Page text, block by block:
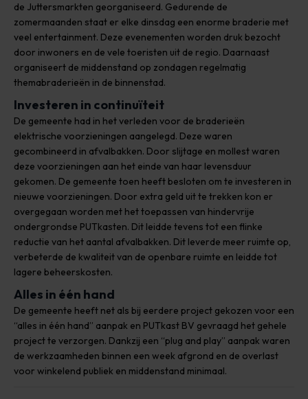
de Juttersmarkten georganiseerd. Gedurende de
zomermaanden staat er elke dinsdag een enorme braderie met
veel entertainment. Deze evenementen worden druk bezocht
door inwoners en de vele toeristen uit de regio. Daarnaast
organiseert de middenstand op zondagen regelmatig
themabraderieën in de binnenstad.
Investeren in continuïteit
De gemeente had in het verleden voor de braderieën
elektrische voorzieningen aangelegd. Deze waren
gecombineerd in afvalbakken. Door slijtage en mollest waren
deze voorzieningen aan het einde van haar levensduur
gekomen. De gemeente toen heeft besloten om te investeren in
nieuwe voorzieningen. Door extra geld uit te trekken kon er
overgegaan worden met het toepassen van hindervrije
ondergrondse PUTkasten. Dit leidde tevens tot een flinke
reductie van het aantal afvalbakken. Dit leverde meer ruimte op,
verbeterde de kwaliteit van de openbare ruimte en leidde tot
lagere beheerskosten.
Alles in één hand
De gemeente heeft net als bij eerdere project gekozen voor een
“alles in één hand” aanpak en PUTkast BV gevraagd het gehele
project te verzorgen. Dankzij een “plug and play” aanpak waren
de werkzaamheden binnen een week afgrond en de overlast
voor winkelend publiek en middenstand minimaal.